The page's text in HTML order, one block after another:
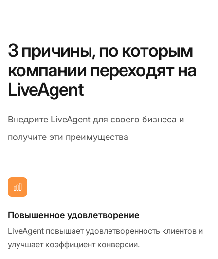
3 причины, по которым
компании переходят на
LiveAgent
Внедрите LiveAgent для своего бизнеса и
получите эти преимущества
Повышенное удовлетворение
LiveAgent повышает удовлетворенность клиентов и
улучшает коэффициент конверсии.